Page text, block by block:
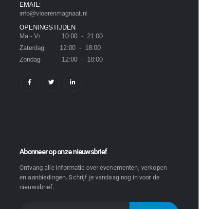
EMAIL:
info@vloerenmagnaat.nl
OPENINGSTIJDEN
Ma - Vr 10:00 - 21:00
Zaterdag 12:00 - 18:00
Zondag 12:00 - 18:00
Abonneer op onze nieuwsbrief
Ontvang alle informatie over evenementen, verkopen
en aanbiedingen. Schrijf je vandaag nog in voor de
nieuwsbrief.